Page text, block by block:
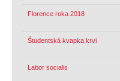
Florence roka 2018
Študentská kvapka krvi
Labor socialis